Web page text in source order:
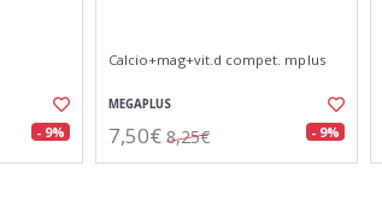
- 9%
Calcio+mag+vit.d compet. mplus
MEGAPLUS
7,50€ 8,25€ - 9%